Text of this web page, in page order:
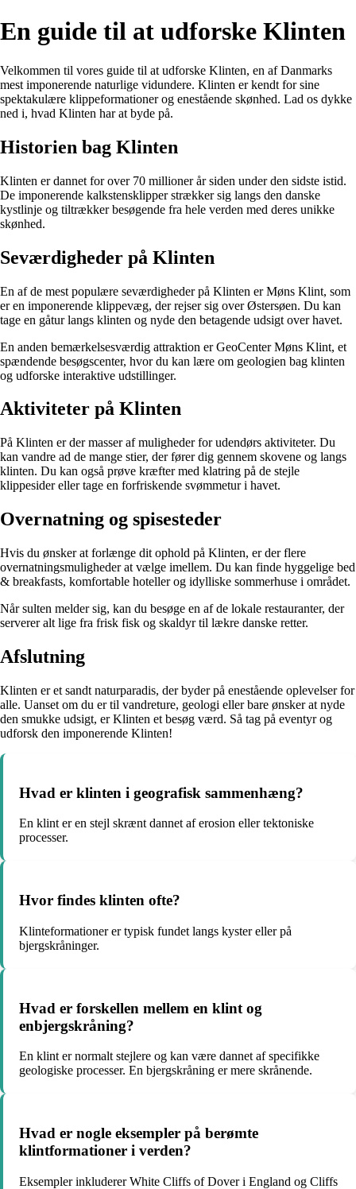
En guide til at udforske Klinten
Velkommen til vores guide til at udforske Klinten, en af Danmarks
mest imponerende naturlige vidundere. Klinten er kendt for sine
spektakulære klippeformationer og enestående skønhed. Lad os dykke
ned i, hvad Klinten har at byde på.
Historien bag Klinten
Klinten er dannet for over 70 millioner år siden under den sidste istid.
De imponerende kalkstensklipper strækker sig langs den danske
kystlinje og tiltrækker besøgende fra hele verden med deres unikke
skønhed.
Seværdigheder på Klinten
En af de mest populære seværdigheder på Klinten er Møns Klint, som
er en imponerende klippevæg, der rejser sig over Østersøen. Du kan
tage en gåtur langs klinten og nyde den betagende udsigt over havet.
En anden bemærkelsesværdig attraktion er GeoCenter Møns Klint, et
spændende besøgscenter, hvor du kan lære om geologien bag klinten
og udforske interaktive udstillinger.
Aktiviteter på Klinten
På Klinten er der masser af muligheder for udendørs aktiviteter. Du
kan vandre ad de mange stier, der fører dig gennem skovene og langs
klinten. Du kan også prøve kræfter med klatring på de stejle
klippesider eller tage en forfriskende svømmetur i havet.
Overnatning og spisesteder
Hvis du ønsker at forlænge dit ophold på Klinten, er der flere
overnatningsmuligheder at vælge imellem. Du kan finde hyggelige bed
& breakfasts, komfortable hoteller og idylliske sommerhuse i området.
Når sulten melder sig, kan du besøge en af de lokale restauranter, der
serverer alt lige fra frisk fisk og skaldyr til lækre danske retter.
Afslutning
Klinten er et sandt naturparadis, der byder på enestående oplevelser for
alle. Uanset om du er til vandreture, geologi eller bare ønsker at nyde
den smukke udsigt, er Klinten et besøg værd. Så tag på eventyr og
udforsk den imponerende Klinten!
Hvad er klinten i geografisk sammenhæng?
En klint er en stejl skrænt dannet af erosion eller tektoniske
processer.
Hvor findes klinten ofte?
Klinteformationer er typisk fundet langs kyster eller på
bjergskråninger.
Hvad er forskellen mellem en klint og
enbjergskråning?
En klint er normalt stejlere og kan være dannet af specifikke
geologiske processer. En bjergskråning er mere skrånende.
Hvad er nogle eksempler på berømte
klintformationer i verden?
Eksempler inkluderer White Cliffs of Dover i England og Cliffs